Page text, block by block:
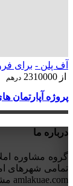
آف پلن - برای
از 2310000 درهم
پروژه آپارتمان
درباره ما
تمامی شهرهای
amlakuae.com مشاهده نمایید.